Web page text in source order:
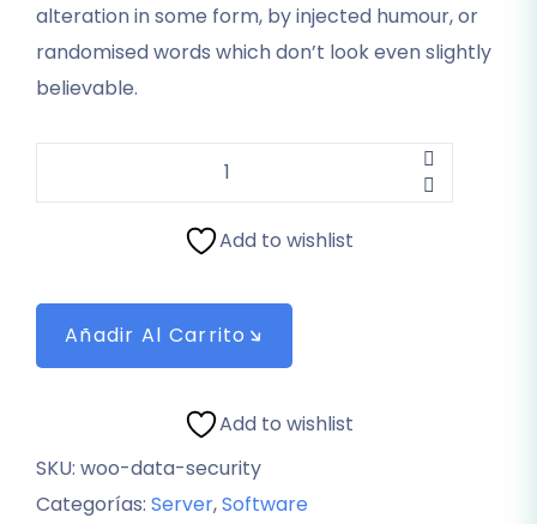
alteration in some form, by injected humour, or
randomised words which don’t look even slightly
believable.
Add to wishlist
Añadir Al Carrito
Add to wishlist
SKU: woo-data-security
Categorías: Server,Software